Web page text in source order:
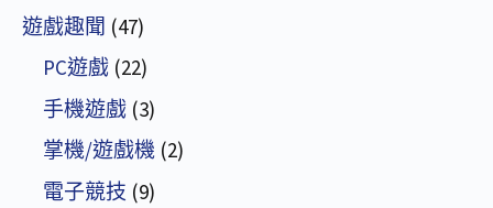
遊戲趣聞 (47)
PC遊戲 (22)
手機遊戲 (3)
掌機/遊戲機 (2)
電子競技 (9)